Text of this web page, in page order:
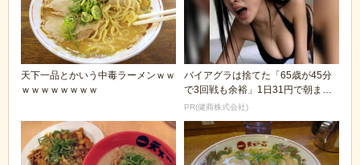
天下一品とかいう中毒ラーメンｗｗ
ｗｗｗｗｗｗｗｗ
バイアグラは捨てた「65歳が45分
で3回戦も余裕」1日31円で朝まで
絶好調！
PR(健商株式会社)